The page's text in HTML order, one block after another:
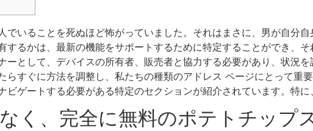
でいることを死ぬほど怖がっていました。それはまさに、男が自分
するかは、最新の機能をサポートするために特定することができ、
ーとして、デバイスの所有者、販売者と協力する必要があり、状況
らすぐに方法を調整し、私たちの種類のアドレス ページにとって重
ゲートする必要がある特定のセクションが紹介されています。特に
く、完全に無料のポテトチップ